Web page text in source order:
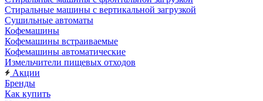
Стиральные машины с вертикальной загрузкой
Сушильные автоматы
Кофемашины
Кофемашины встраиваемые
Кофемашины автоматические
Измельчители пищевых отходов
Акции
Бренды
Как купить